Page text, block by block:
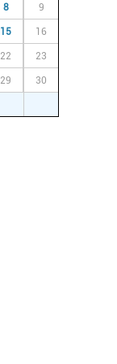
8 9
15 16
22 23
29 30